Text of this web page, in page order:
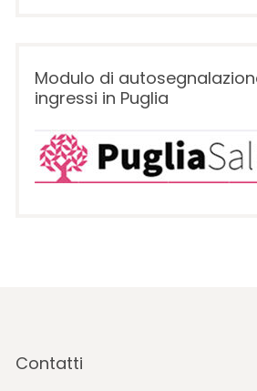
Modulo di
ingressi in Puglia
Contatti